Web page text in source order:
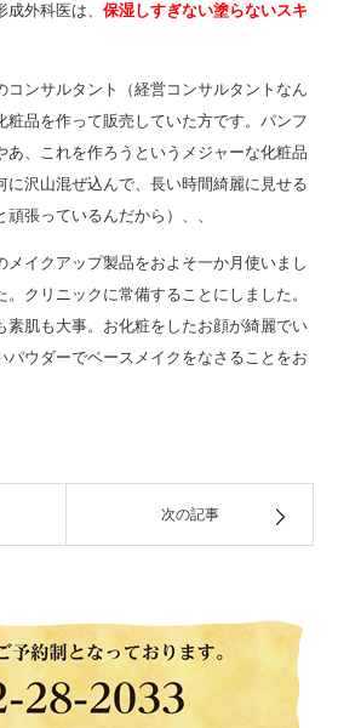
外科医は、 保湿しすぎない塗らないスキ
ンサルタント（経営コンサルタントなん
粧品を作って販売していた方です。パンフ
あ、これを作ろうというメジャーな化粧品
に沢山混ぜ込んで、長い時間綺麗に見せる
張っているんだから）、、
メイクアップ製品をおよそ一か月使いまし
クリニックに常備することにしました。
素肌も大事。お化粧をしたお顔が綺麗でい
パウダーでベースメイクをなさることをお
次の記事